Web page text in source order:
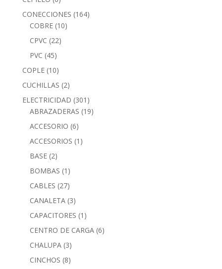
CONECCIONES (164)
COBRE (10)
CPVC (22)
PVC (45)
COPLE (10)
CUCHILLAS (2)
ELECTRICIDAD (301)
ABRAZADERAS (19)
ACCESORIO (6)
ACCESORIOS (1)
BASE (2)
BOMBAS (1)
CABLES (27)
CANALETA (3)
CAPACITORES (1)
CENTRO DE CARGA (6)
CHALUPA (3)
CINCHOS (8)